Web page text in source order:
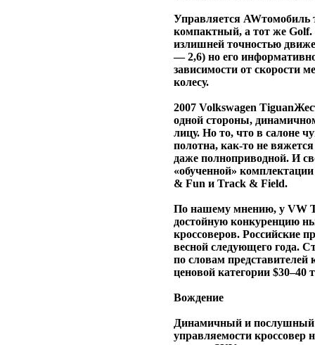
Управляется AWтомобиль
компактный, а тот же Golf.
излишней точностью
— 2,6) но его
зависимости от скорости
колесу.
2007 Volkswagen
одной стороны,
лицу. Но то, что в салоне
полотна, как-то не
даже полноприводной. И
«обученной»
& Fun и Track & Field.
По нашему мнению, у VW
достойную конкуренцию
кроссоверов. Российские
весной следующего года.
по словам
ценовой категории $30–40
Вождение
Динамичный и послушный
управляемости кроссовер